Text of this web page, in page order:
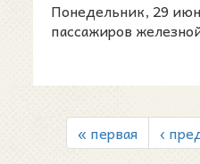
Понедельник, 29
пассажиров
« первая ‹